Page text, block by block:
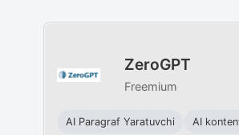
ZeroGPT
Freemium
AI Paragraf Yaratuvchi AI